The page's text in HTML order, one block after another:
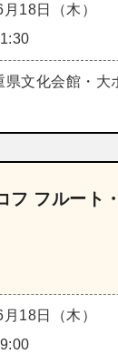
18日（木）
県文化会館・大
フ フルート
18日（木）